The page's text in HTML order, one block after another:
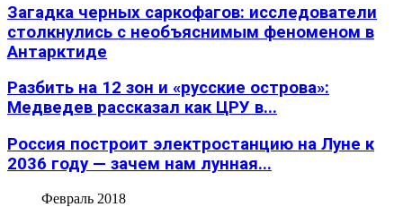
Загадка черных саркофагов: исследователи
столкнулись с необъяснимым феноменом в
Антарктиде
Разбить на 12 зон и «русские острова»:
Медведев рассказал как ЦРУ в...
Россия построит электростанцию на Луне к
2036 году — зачем нам лунная...
Февраль 2018